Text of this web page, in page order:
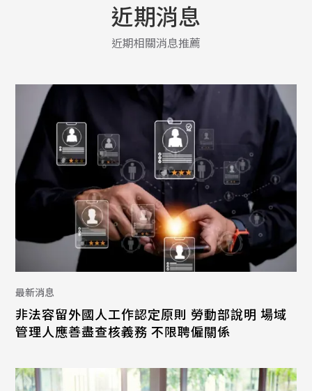
近期消息
近期相關消息推薦
最新消息
非法容留外國人工作認定原則 勞動部說明 場域
管理人應善盡查核義務 不限聘僱關係